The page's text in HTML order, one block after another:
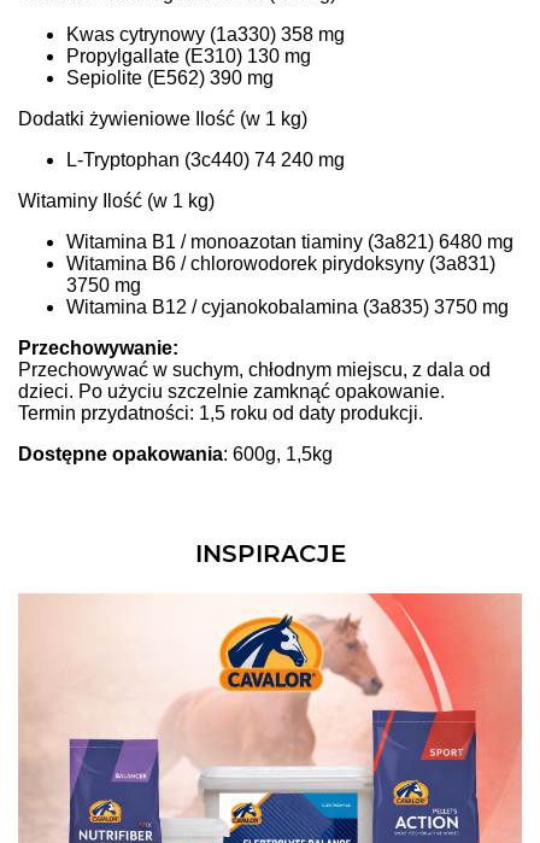
Kwas cytrynowy (1a330) 358 mg
Propylgallate (E310) 130 mg
Sepiolite (E562) 390 mg
Dodatki żywieniowe Ilość (w 1 kg)
L-Tryptophan (3c440) 74 240 mg
Witaminy Ilość (w 1 kg)
Witamina B1 / monoazotan tiaminy (3a821) 6480 mg
Witamina B6 / chlorowodorek pirydoksyny (3a831)
3750 mg
Witamina B12 / cyjanokobalamina (3a835) 3750 mg
Przechowywanie:
Przechowywać w suchym, chłodnym miejscu, z dala od
dzieci. Po użyciu szczelnie zamknąć opakowanie.
Termin przydatności: 1,5 roku od daty produkcji.
Dostępne opakowania: 600g, 1,5kg
INSPIRACJE